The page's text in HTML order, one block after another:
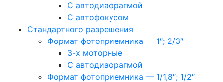
С автодиафрагмой
С автофокусом
Стандартного разрешения
Формат фотоприемника — 1″; 2/3″
3-х моторные
С автодиафрагмой
Формат фотоприемника — 1/1,8″; 1/2″